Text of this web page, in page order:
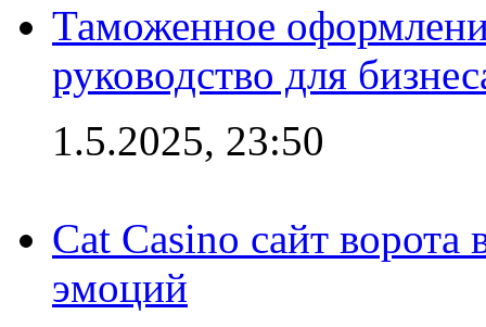
Таможенное
руководство для
1.5.2025, 23:50
Cat Casino сайт
эмоций